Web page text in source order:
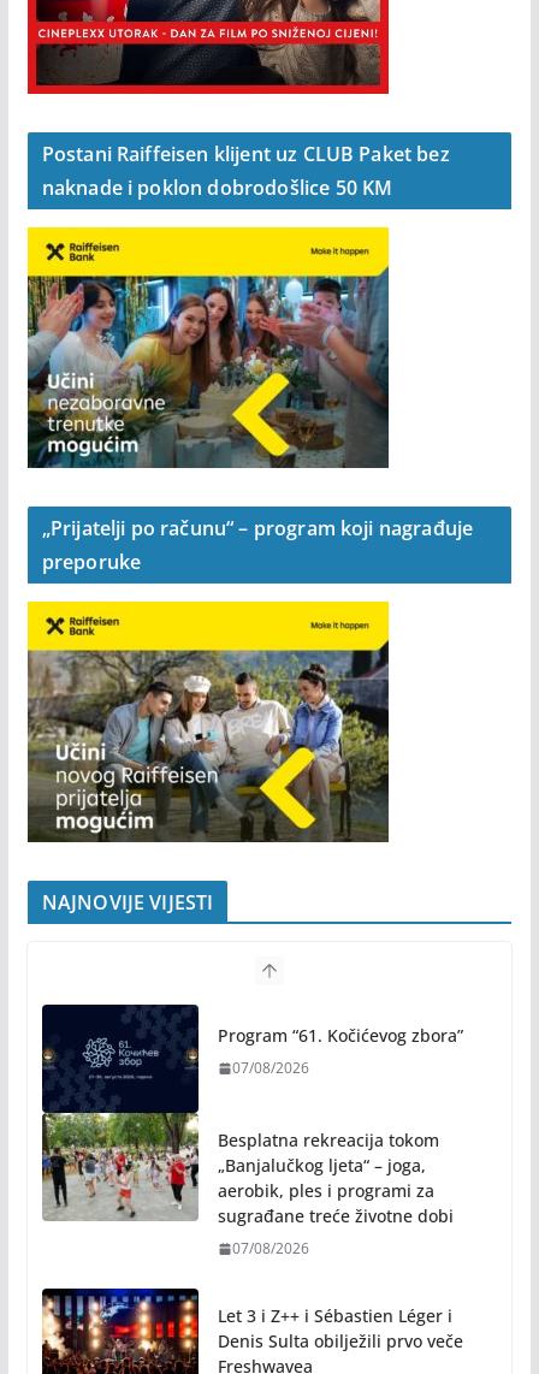
Postani Raiffeisen klijent uz CLUB Paket bez
naknade i poklon dobrodošlice 50 KM
„Prijatelji po računu“ – program koji nagrađuje
preporuke
NAJNOVIJE VIJESTI
Program “61. Kočićevog zbora”
07/08/2026
Besplatna rekreacija tokom
„Banjalučkog ljeta“ – joga,
aerobik, ples i programi za
sugrađane treće životne dobi
07/08/2026
Let 3 i Z++ i Sébastien Léger i
Denis Sulta obilježili prvo veče
Freshwavea